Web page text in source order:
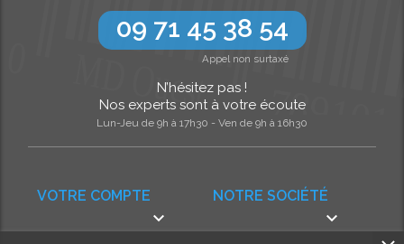
NOTRE SOCIÉTÉ

VOTRE COMPTE

09 71 45 38 54
Appel non surtaxé
N’hésitez pas !
Nos experts sont à votre écoute
Lun-Jeu de 9h à 17h30 - Ven de 9h à 16h30